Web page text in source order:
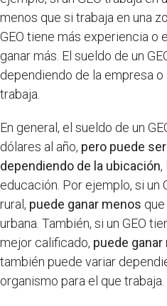
menos que si trabaja en una
GEO tiene más experiencia o
ganar más. El sueldo de un
dependiendo de la empresa
trabaja.
En general, el sueldo de un
dólares al año, pero puede
dependiendo de la ubicación,
educación. Por ejemplo, si un
rural, puede ganar menos
urbana. También, si un GEO
mejor calificado, puede ganar
también puede variar
organismo para el que trabaja.